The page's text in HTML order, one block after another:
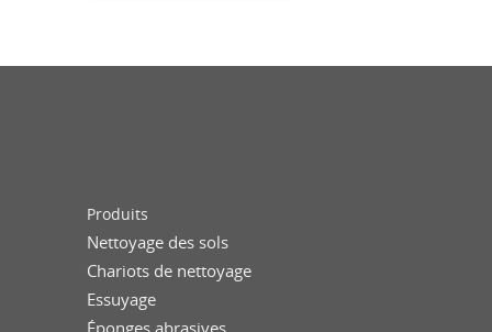
Produits
Nettoyage des sols
Chariots de nettoyage
Essuyage
Éponges abrasives